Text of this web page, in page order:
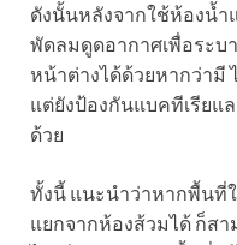
ดังนั้นหลังจากใช้ห้องน้ำ
พัดลมดูดอากาศเพื่อระบ
หน้าต่างได้ด้วยหากว่ามี
แต่ยังป้องกันแบคทีเรียแ
ด้วย
ทั้งนี้ แนะนำว่าหากพื้นที่
แยกจากห้องส้วมได้ ก็ส